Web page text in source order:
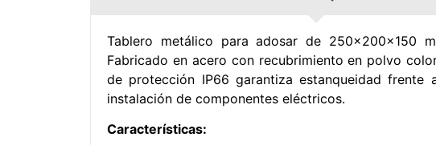
Tablero metálico para adosar de 250x200x150
Fabricado en acero con recubrimiento en polvo
de protección IP66 garantiza estanqueidad
instalación de componentes eléctricos.
Características: